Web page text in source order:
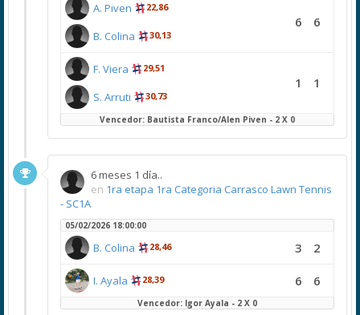
A. Piven 22,86
B. Colina 30,13
6 6
F. Viera 29,51
S. Arruti 30,73
1 1
Vencedor: Bautista Franco/Alen Piven - 2 X 0
6 meses 1 día..
en 1ra etapa 1ra Categoria Carrasco Lawn Tennis
- SC1A
05/02/2026 18:00:00
B. Colina 28,46 3 2
I. Ayala 28,39 6 6
Vencedor: Igor Ayala - 2 X 0